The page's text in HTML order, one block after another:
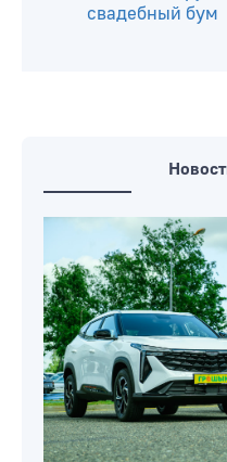
свадебный бум